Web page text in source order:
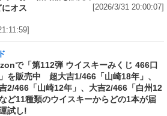
オス
[2026/3/31 20:00:07]
で「第112弾 ウイスキーみくじ 466口
を販売中 超大吉1/466「山崎18年」、
2/466「山崎12年」、大吉2/466「白州12
ど11種類のウイスキーからどの1本が届
試し!